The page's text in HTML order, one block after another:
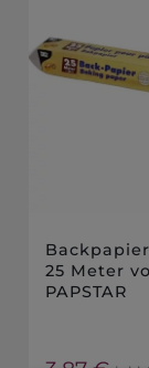
25 Meter
PAPSTAR